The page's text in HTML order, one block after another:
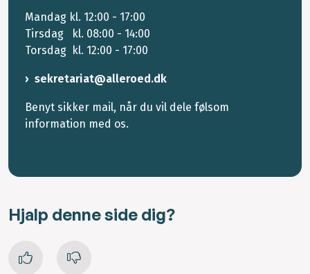
Mandag kl. 12:00 - 17:00
Tirsdag kl. 08:00 - 14:00
Torsdag kl. 12:00 - 17:00
sekretariat@alleroed.dk
Benyt sikker mail, når du vil dele følsom
information med os.
Hjalp denne side dig?